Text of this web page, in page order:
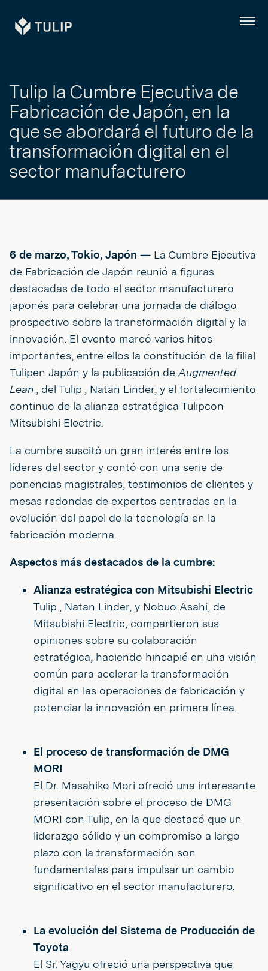
Tulip Menú
Tulip la Cumbre Ejecutiva de
Fabricación de Japón, en la
que se abordará el futuro de la
transformación digital en el
sector manufacturero
6 de marzo, Tokio, Japón — La Cumbre Ejecutiva
de Fabricación de Japón reunió a figuras
destacadas de todo el sector manufacturero
japonés para celebrar una jornada de diálogo
prospectivo sobre la transformación digital y la
innovación. El evento marcó varios hitos
importantes, entre ellos la constitución de la filial
Tulipen Japón y la publicación de Augmented
Lean , del Tulip , Natan Linder, y el fortalecimiento
continuo de la alianza estratégica Tulipcon
Mitsubishi Electric.
La cumbre suscitó un gran interés entre los
líderes del sector y contó con una serie de
ponencias magistrales, testimonios de clientes y
mesas redondas de expertos centradas en la
evolución del papel de la tecnología en la
fabricación moderna.
Aspectos más destacados de la cumbre:
Alianza estratégica con Mitsubishi Electric
Tulip , Natan Linder, y Nobuo Asahi, de
Mitsubishi Electric, compartieron sus
opiniones sobre su colaboración
estratégica, haciendo hincapié en una visión
común para acelerar la transformación
digital en las operaciones de fabricación y
potenciar la innovación en primera línea.
El proceso de transformación de DMG
MORI
El Dr. Masahiko Mori ofreció una interesante
presentación sobre el proceso de DMG
MORI con Tulip, en la que destacó que un
liderazgo sólido y un compromiso a largo
plazo con la transformación son
fundamentales para impulsar un cambio
significativo en el sector manufacturero.
La evolución del Sistema de Producción de
Toyota
El Sr. Yagyu ofreció una perspectiva que